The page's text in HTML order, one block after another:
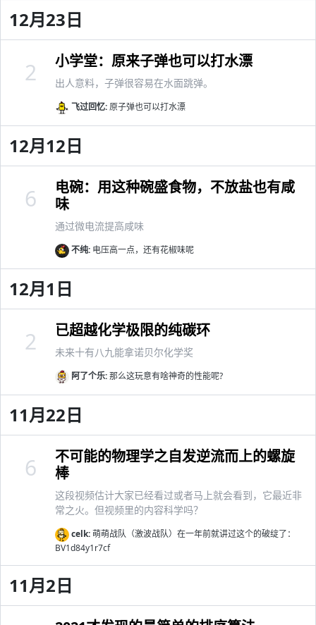
12月23日
小学堂：原来子弹也可以打水漂
出人意料，子弹很容易在水面跳弹。
飞过回忆:原子弹也可以打水漂
2
12月12日
电碗：用这种碗盛食物，不放盐也有咸
味
通过微电流提高咸味
不纯: 电压高一点，还有花椒味呢
6
12月1日
已超越化学极限的纯碳环
未来十有八九能拿诺贝尔化学奖
阿了个乐:那么这玩意有啥神奇的性能呢?
2
11月22日
不可能的物理学之自发逆流而上的螺旋
棒
这段视频估计大家已经看过或者马上就会看到，它最近非
常之火。但视频里的内容科学吗？
celk:萌萌战队（激波战队）在一年前就讲过这个的破绽了：
BV1d84y1r7cf
6
11月2日